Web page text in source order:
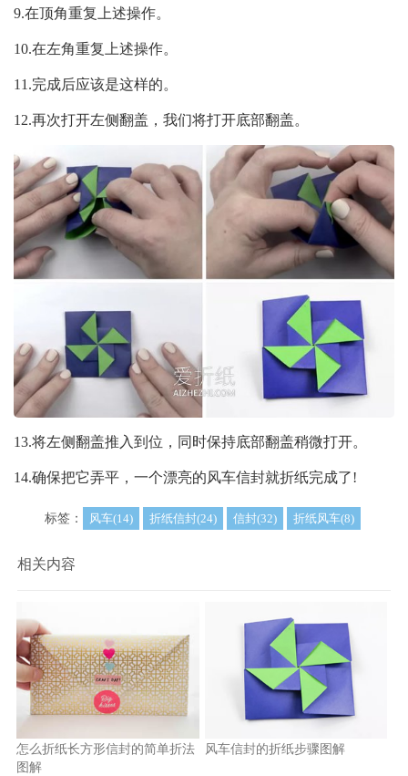
9.在顶角重复上述操作。
10.在左角重复上述操作。
11.完成后应该是这样的。
12.再次打开左侧翻盖，我们将打开底部翻盖。
13.将左侧翻盖推入到位，同时保持底部翻盖稍微打开。
14.确保把它弄平，一个漂亮的风车信封就折纸完成了!
标签： 风车(14) 折纸信封(24) 信封(32) 折纸风车(8)
相关内容
怎么折纸长方形信封的简单折法
图解
风车信封的折纸步骤图解